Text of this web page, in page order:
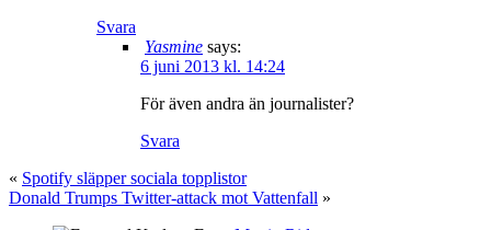
Svara
Yasmine says:
6 juni 2013 kl. 14:24
För även andra än journalister?
Svara
« Spotify släpper sociala topplistor
Donald Trumps Twitter-attack mot Vattenfall »